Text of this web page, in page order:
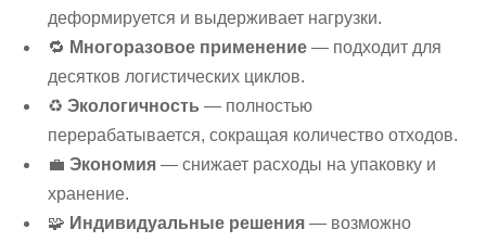
деформируется и выдерживает нагрузки.
🔁 Многоразовое применение— подходит для
десятков логистических циклов.
♻️ Экологичность — полностью
перерабатывается, сокращая количество отходов.
💼 Экономия— снижает расходы на упаковку и
хранение.
🧩 Индивидуальные решения— возможно